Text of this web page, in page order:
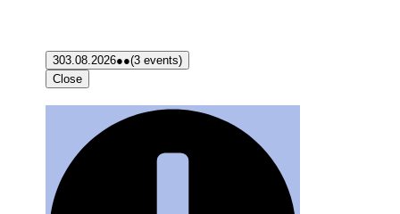
303.08.2026●●(3 events)
Close